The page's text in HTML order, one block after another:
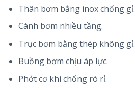
Thân bơm bằng inox chống gỉ.
Cánh bơm nhiều tầng.
Trục bơm bằng thép không gỉ.
Buồng bơm chịu áp lực.
Phớt cơ khí chống rò rỉ.